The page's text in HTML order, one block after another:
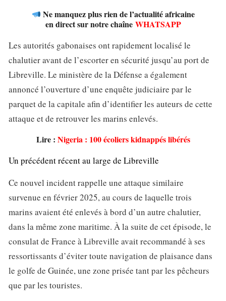
Ne manquez plus rien de l’actualité africaine
en direct sur notre chaîne WHATSAPP
Les autorités gabonaises ont rapidement localisé le
chalutier avant de l’escorter en sécurité jusqu’au port de
Libreville. Le ministère de la Défense a également
annoncé l’ouverture d’une enquête judiciaire par le
parquet de la capitale afin d’identifier les auteurs de cette
attaque et de retrouver les marins enlevés.
Lire : Nigeria : 100 écoliers kidnappés libérés
Un précédent récent au large de Libreville
Ce nouvel incident rappelle une attaque similaire
survenue en février 2025, au cours de laquelle trois
marins avaient été enlevés à bord d’un autre chalutier,
dans la même zone maritime. À la suite de cet épisode, le
consulat de France à Libreville avait recommandé à ses
ressortissants d’éviter toute navigation de plaisance dans
le golfe de Guinée, une zone prisée tant par les pêcheurs
que par les touristes.